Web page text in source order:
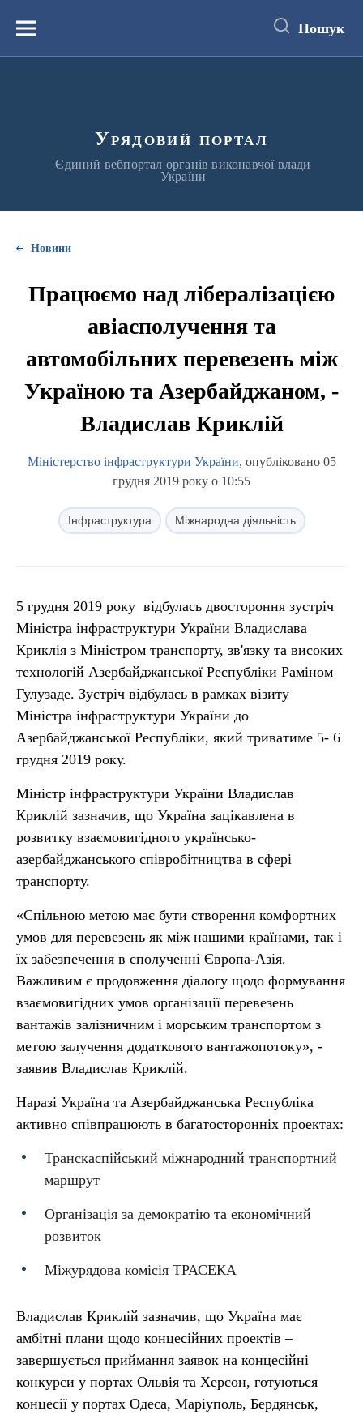
вмістуМеню Пошук
Урядовий портал
Єдиний вебпортал органів виконавчої влади
України
Новини
Працюємо над лібералізацією
авіасполучення та
автомобільних перевезень між
Україною та Азербайджаном, -
Владислав Криклій
Міністерство інфраструктури України, опубліковано 05
грудня 2019 року о 10:55
Інфраструктура Міжнародна діяльність
5 грудня 2019 року відбулась двостороння зустріч
Міністра інфраструктури України Владислава
Криклія з Міністром транспорту, зв'язку та високих
технологій Азербайджанської Республіки Раміном
Гулузаде. Зустріч відбулась в рамках візиту
Міністра інфраструктури України до
Азербайджанської Республіки, який триватиме 5- 6
грудня 2019 року.
Міністр інфраструктури України Владислав
Криклій зазначив, що Україна зацікавлена в
розвитку взаємовигідного українсько-
азербайджанського співробітництва в сфері
транспорту.
«Спільною метою має бути створення комфортних
умов для перевезень як між нашими країнами, так і
їх забезпечення в сполученні Європа-Азія.
Важливим є продовження діалогу щодо формування
взаємовигідних умов організації перевезень
вантажів залізничним і морським транспортом з
метою залучення додаткового вантажопотоку», -
заявив Владислав Криклій.
Наразі Україна та Азербайджанська Республіка
активно співпрацюють в багатосторонніх проектах:
Транскаспійський міжнародний транспортний
маршрут
Організація за демократію та економічний
розвиток
Міжурядова комісія ТРАСЕКА
Владислав Криклій зазначив, що Україна має
амбітні плани щодо концесійних проектів –
завершується приймання заявок на концесійні
конкурси у портах Ольвія та Херсон, готуються
концесії у портах Одеса, Маріуполь, Бердянськ,